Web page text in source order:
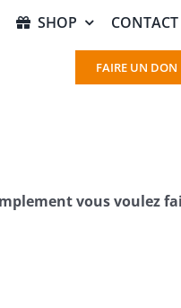
SHOP CONTACT
FAIRE UN DON
vous voulez